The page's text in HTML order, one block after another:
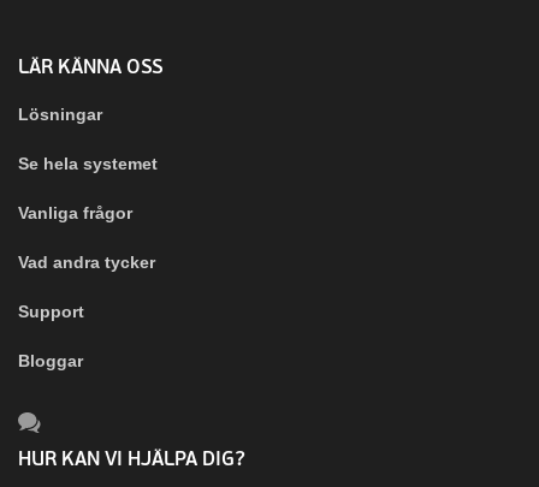
LÄR KÄNNA OSS
Lösningar
Se hela systemet
Vanliga frågor
Vad andra tycker
Support
Bloggar
HUR KAN VI HJÄLPA DIG?